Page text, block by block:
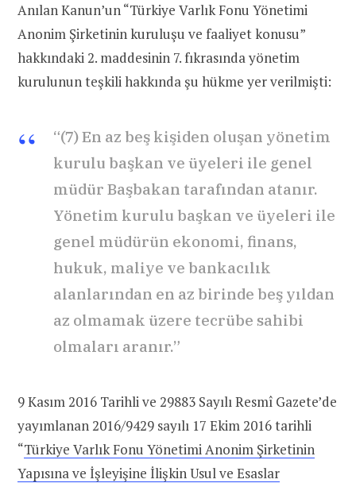
Anılan Kanun’un “Türkiye Varlık Fonu Yönetimi
Anonim Şirketinin kuruluşu ve faaliyet konusu”
hakkındaki 2. maddesinin 7. fıkrasında yönetim
kurulunun teşkili hakkında şu hükme yer verilmişti:
“(7) En az beş kişiden oluşan yönetim
kurulu başkan ve üyeleri ile genel
müdür Başbakan tarafından atanır.
Yönetim kurulu başkan ve üyeleri ile
genel müdürün ekonomi, finans,
hukuk, maliye ve bankacılık
alanlarından en az birinde beş yıldan
az olmamak üzere tecrübe sahibi
olmaları aranır.”
9 Kasım 2016 Tarihli ve 29883 Sayılı Resmî Gazete’de
yayımlanan 2016/9429 sayılı 17 Ekim 2016 tarihli
“Türkiye Varlık Fonu Yönetimi Anonim Şirketinin
Yapısına ve İşleyişine İlişkin Usul ve Esaslar